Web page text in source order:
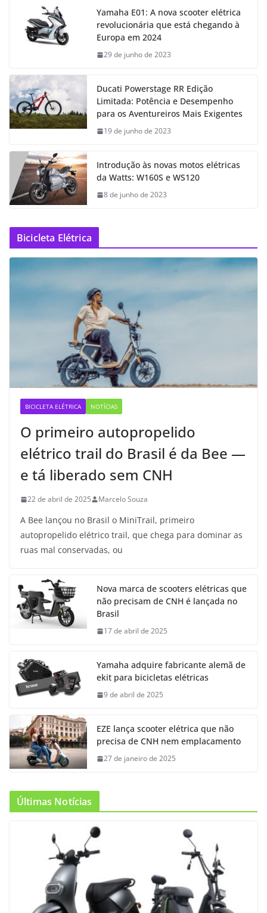
Yamaha E01: A nova scooter elétrica
revolucionária que está chegando à
Europa em 2024
29 de junho de 2023
Ducati Powerstage RR Edição
Limitada: Potência e Desempenho
para os Aventureiros Mais Exigentes
19 de junho de 2023
Introdução às novas motos elétricas
da Watts: W160S e WS120
8 de junho de 2023
Bicicleta Elétrica
BICICLETA ELÉTRICA NOTÍCIAS
O primeiro autopropelido
elétrico trail do Brasil é da Bee —
e tá liberado sem CNH
22 de abril de 2025 Marcelo Souza
A Bee lançou no Brasil o MiniTrail, primeiro
autopropelido elétrico trail, que chega para dominar as
ruas mal conservadas, ou
Nova marca de scooters elétricas que
não precisam de CNH é lançada no
Brasil
17 de abril de 2025
Yamaha adquire fabricante alemã de
ekit para bicicletas elétricas
9 de abril de 2025
EZE lança scooter elétrica que não
precisa de CNH nem emplacamento
27 de janeiro de 2025
Últimas Notícias